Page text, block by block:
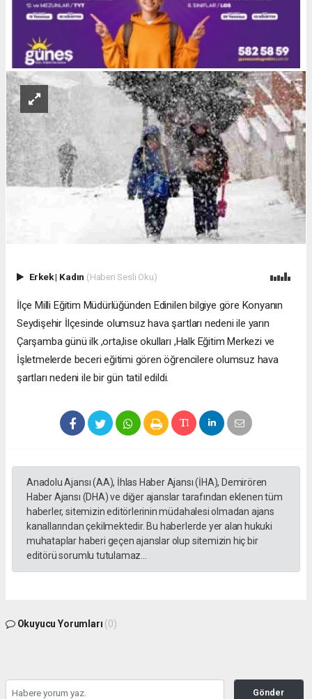
Erkek| Kadın (Haberi Sesli Oku)
İlçe Milli Eğitim Müdürlüğünden Edinilen bilgiye göre Konyanın
Seydişehir İlçesinde olumsuz hava şartları nedeni ile yarın
Çarşamba günü ilk ,orta,lise okulları ,Halk Eğitim Merkezi ve
İşletmelerde beceri eğitimi gören öğrencilere olumsuz hava
şartları nedeni ile bir gün tatil edildi.
Anadolu Ajansı (AA), İhlas Haber Ajansı (İHA), Demirören
Haber Ajansı (DHA) ve diğer ajanslar tarafından eklenen tüm
haberler, sitemizin editörlerinin müdahalesi olmadan ajans
kanallarından çekilmektedir. Bu haberlerde yer alan hukuki
muhataplar haberi geçen ajanslar olup sitemizin hiç bir
editörü sorumlu tutulamaz...
Okuyucu Yorumları (0)
Gönder